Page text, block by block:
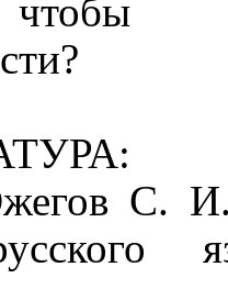
С.